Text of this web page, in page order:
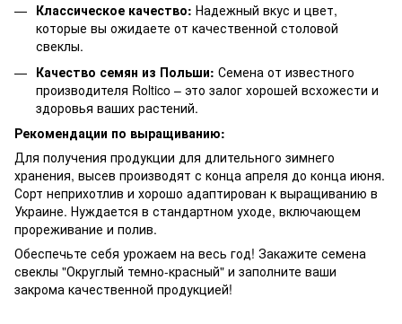
Классическое качество: Надежный вкус и цвет,
которые вы ожидаете от качественной столовой
свеклы.
Качество семян из Польши: Семена от известного
производителя Roltico – это залог хорошей всхожести и
здоровья ваших растений.
Рекомендации по выращиванию:
Для получения продукции для длительного зимнего
хранения, высев производят с конца апреля до конца июня.
Сорт неприхотлив и хорошо адаптирован к выращиванию в
Украине. Нуждается в стандартном уходе, включающем
прореживание и полив.
Обеспечьте себя урожаем на весь год! Закажите семена
свеклы "Округлый темно-красный" и заполните ваши
закрома качественной продукцией!